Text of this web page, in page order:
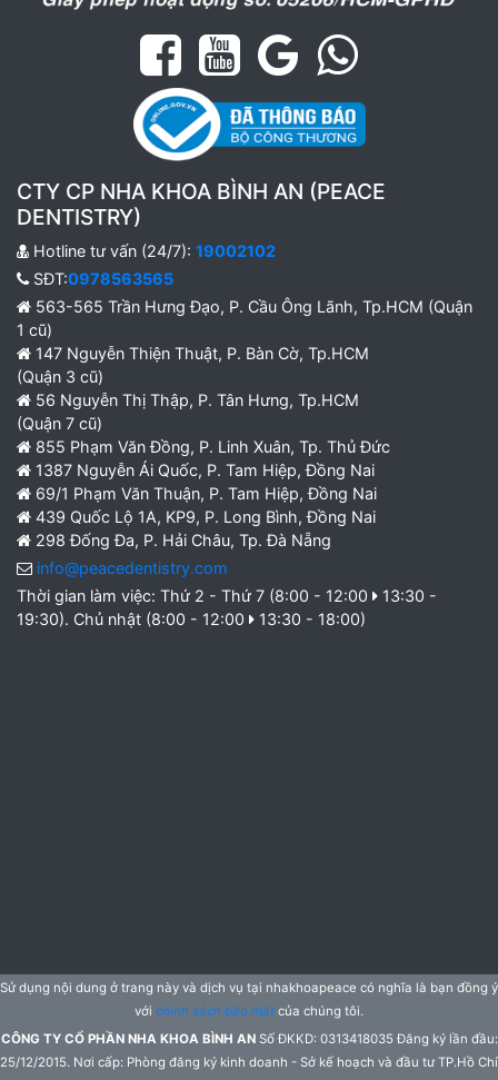
CTY CP NHA KHOA BÌNH AN (PEACE
DENTISTRY)
Hotline tư vấn (24/7): 19002102
SĐT:0978563565
563-565 Trần Hưng Đạo, P. Cầu Ông Lãnh, Tp.HCM (Quận
1 cũ)
147 Nguyễn Thiện Thuật, P. Bàn Cờ, Tp.HCM
(Quận 3 cũ)
56 Nguyễn Thị Thập, P. Tân Hưng, Tp.HCM
(Quận 7 cũ)
855 Phạm Văn Đồng, P. Linh Xuân, Tp. Thủ Đức
1387 Nguyễn Ái Quốc, P. Tam Hiệp, Đồng Nai
69/1 Phạm Văn Thuận, P. Tam Hiệp, Đồng Nai
439 Quốc Lộ 1A, KP9, P. Long Bình, Đồng Nai
298 Đống Đa, P. Hải Châu, Tp. Đà Nẵng
info@peacedentistry.com
Thời gian làm việc: Thứ 2 - Thứ 7 (8:00 - 12:00
13:30 -
19:30). Chủ nhật (8:00 - 12:00
13:30 - 18:00)
Sử dụng nội dung ở trang này và dịch vụ tại nhakhoapeace có nghĩa là bạn đồng ý
với chính sách bảo mật của chúng tôi.
CÔNG TY CỔ PHẦN NHA KHOA BÌNH ANSố ĐKKD: 0313418035 Đăng ký lần đầu:
25/12/2015. Nơi cấp: Phòng đăng ký kinh doanh - Sở kế hoạch và đầu tư TP.Hồ Chí